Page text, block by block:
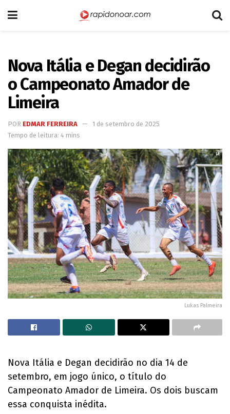
Nova Itália e Degan decidirão
o Campeonato Amador de
Limeira
POR EDMAR FERREIRA
1 de setembro de 2025
Tempo de leitura: 4 mins
Lukas Palmeira
Nova Itália e Degan decidirão no dia 14 de
setembro, em jogo único, o título do
Campeonato Amador de Limeira. Os dois buscam
essa conquista inédita.